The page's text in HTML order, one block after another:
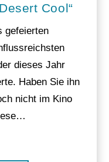
Cool“
gefeierten
dieses Jahr
Haben Sie ihn
nicht im Kino